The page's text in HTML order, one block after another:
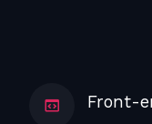
Front-